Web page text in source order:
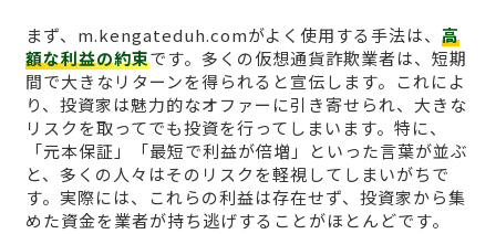
まず、m.kengateduh.comがよく使用する手法は、 高
額な利益の約束です。多くの仮想通貨詐欺業者は、短期
間で大きなリターンを得られると宣伝します。これによ
り、投資家は魅力的なオファーに引き寄せられ、大きな
リスクを取ってでも投資を行ってしまいます。特に、
「元本保証」「最短で利益が倍増」といった言葉が並ぶ
と、多くの人々はそのリスクを軽視してしまいがちで
す。実際には、これらの利益は存在せず、投資家から集
めた資金を業者が持ち逃げすることがほとんどです。